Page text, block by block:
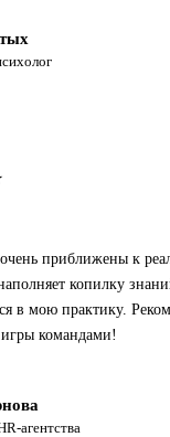
приближены к
копилку
в мою практику.
командами!
агентства